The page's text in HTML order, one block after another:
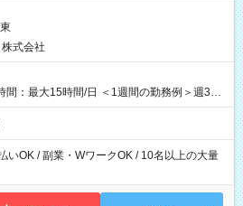
式会社
間：最大15時間/日 ＜1週間の勤務例＞週3回
：火・木・土・日 好きな時にお仕事
いOK / 副業・WワークOK / 10名以上の大量